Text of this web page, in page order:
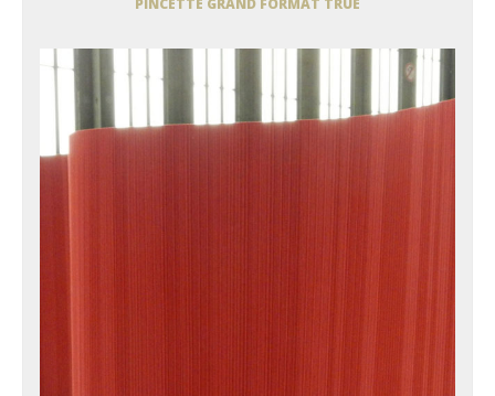
PINCETTE GRAND FORMAT TRUE